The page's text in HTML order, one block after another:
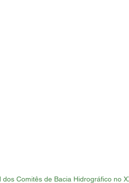
Comitês de Bacia Hidrográfico no